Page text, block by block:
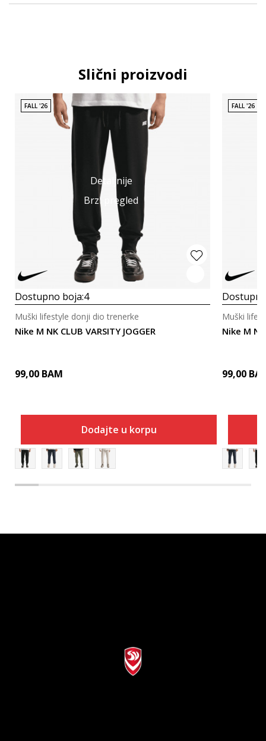
Slični proizvodi
Detaljnije
Brzi pregled
FALL '26
Dostupno boja:4
Nike M NK CLUB VARSITY JOGGER
Muški lifestyle donji dio trenerke
99,00 BAM
Dodajte u korpu
FALL '26
Nike M NK
Muški
99,00